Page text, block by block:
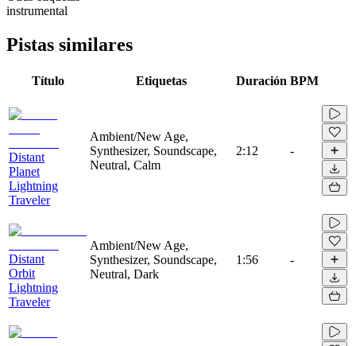
instrumental
Pistas similares
Título Etiquetas Duración BPM
Distant
Planet
Lightning
Traveler
Ambient/New Age,
Synthesizer, Soundscape,
Neutral, Calm
2:12 -
Distant
Orbit
Lightning
Traveler
Ambient/New Age,
Synthesizer, Soundscape,
Neutral, Dark
1:56 -